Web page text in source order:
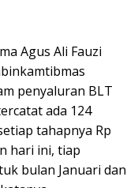
Agus Ali Fauzi
penyaluran BLT
ada 124
tahapnya Rp
hari ini, tiap
bulan Januari dan